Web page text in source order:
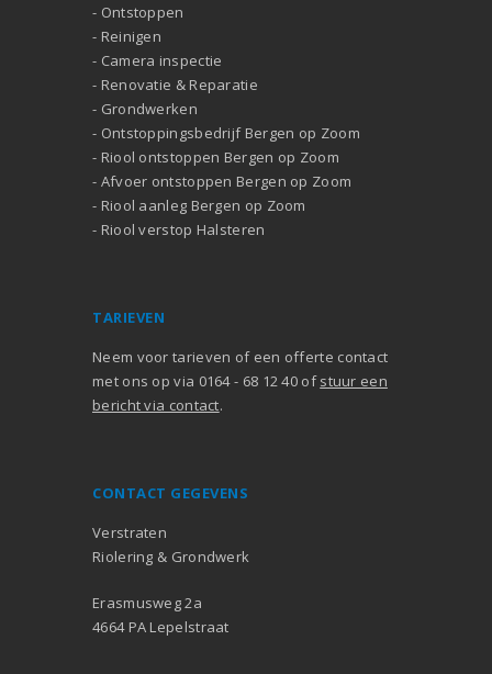
- Ontstoppen
- Reinigen
- Camera inspectie
- Renovatie & Reparatie
- Grondwerken
- Ontstoppingsbedrijf Bergen op Zoom
- Riool ontstoppen Bergen op Zoom
- Afvoer ontstoppen Bergen op Zoom
- Riool aanleg Bergen op Zoom
- Riool verstop Halsteren
TARIEVEN
Neem voor tarieven of een offerte contact
met ons op via 0164 - 68 12 40 ofstuur een
bericht via contact.
CONTACT GEGEVENS
Verstraten
Riolering & Grondwerk
Erasmusweg 2a
4664 PA Lepelstraat